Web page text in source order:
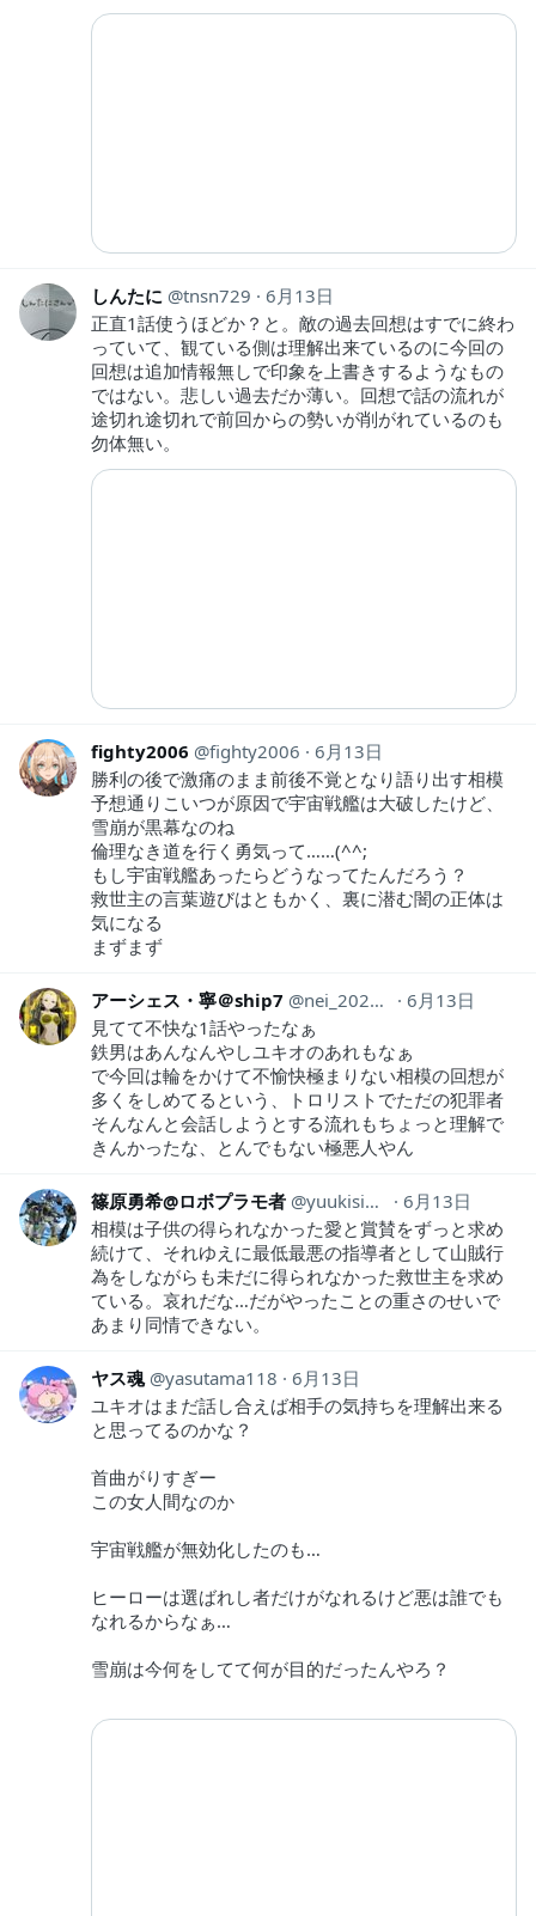
しんたに tnsn729
6月13日
正直1話使うほどか？と。敵の過去回想はすでに終わ
っていて、観ている側は理解出来ているのに今回の
回想は追加情報無しで印象を上書きするようなもの
ではない。悲しい過去だか薄い。回想で話の流れが
途切れ途切れで前回からの勢いが削がれているのも
勿体無い。
fighty2006 fighty2006
6月13日
勝利の後で激痛のまま前後不覚となり語り出す相模
予想通りこいつが原因で宇宙戦艦は大破したけど、
雪崩が黒幕なのね
倫理なき道を行く勇気って……(^^;
もし宇宙戦艦あったらどうなってたんだろう？
救世主の言葉遊びはともかく、裏に潜む闇の正体は
気になる
まずまず
アーシェス・寧＠ship7 nei_2020Ramuh
6月13日
見てて不快な1話やったなぁ
鉄男はあんなんやしユキオのあれもなぁ
で今回は輪をかけて不愉快極まりない相模の回想が
多くをしめてるという、トロリストでただの犯罪者
そんなんと会話しようとする流れもちょっと理解で
きんかったな、とんでもない極悪人やん
篠原勇希@ロボプラモ者 yuukisinohara
6月13日
相模は子供の得られなかった愛と賞賛をずっと求め
続けて、それゆえに最低最悪の指導者として山賊行
為をしながらも未だに得られなかった救世主を求め
ている。哀れだな…だがやったことの重さのせいで
あまり同情できない。
ヤス魂 yasutama118
6月13日
ユキオはまだ話し合えば相手の気持ちを理解出来る
と思ってるのかな？
首曲がりすぎー
この女人間なのか
宇宙戦艦が無効化したのも…
ヒーローは選ばれし者だけがなれるけど悪は誰でも
なれるからなぁ…
雪崩は今何をしてて何が目的だったんやろ？